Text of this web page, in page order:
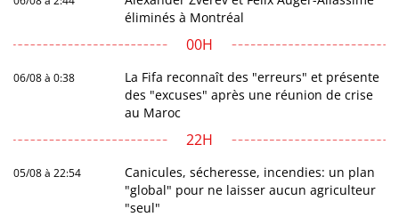
éliminés à Montréal
00H
06/08 à 0:38
La Fifa reconnaît des "erreurs" et présente
des "excuses" après une réunion de crise
au Maroc
22H
05/08 à 22:54
Canicules, sécheresse, incendies: un plan
"global" pour ne laisser aucun agriculteur
"seul"